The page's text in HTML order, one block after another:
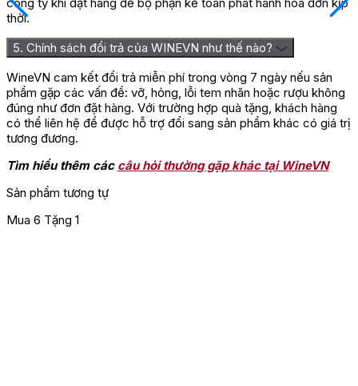
công ty khi đặt hàng để bộ phận kế toán phát hành hóa đơn kịp
thời.
5. Chính sách đổi trả của WINEVN như thế nào?
WineVN cam kết đổi trả miễn phí trong vòng 7 ngày nếu sản
phẩm gặp các vấn đề: vỡ, hỏng, lỗi tem nhãn hoặc rượu không
đúng như đơn đặt hàng. Với trường hợp quà tặng, khách hàng
có thể liên hệ để được hỗ trợ đổi sang sản phẩm khác có giá trị
tương đương.
Tìm hiểu thêm các câu hỏi thường gặp khác tại WineVN
Sản phẩm tương tự
Mua 6 Tặng 1